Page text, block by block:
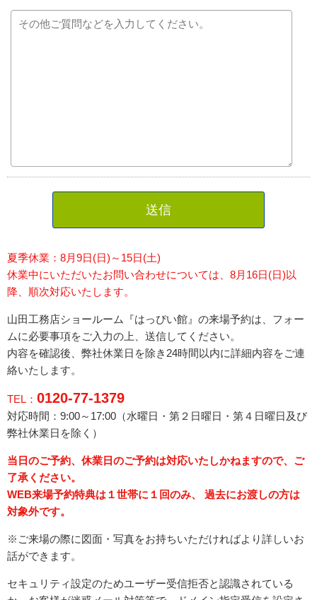
送信
夏季休業：8月9日(日)～15日(土)
休業中にいただいたお問い合わせについては、8月16日(日)以
降、順次対応いたします。
山田工務店ショールーム『はっぴい館』の来場予約は、フォー
ムに必要事項をご入力の上、送信してください。
内容を確認後、弊社休業日を除き24時間以内に詳細内容をご連
絡いたします。
TEL： 0120-77-1379
対応時間：9:00～17:00（水曜日・ 第２日曜日・第４日曜日 及び
弊社休業日を除く）
当日のご予約、休業日のご予約は対応いたしかねますので、ご
了承ください。
WEB来場予約特典は１世帯に１回のみ、 過去にお渡しの方は
対象外です。
※ご来場の際に図面・写真をお持ちいただければより詳しいお
話ができます。
セキュリティ設定のためユーザー受信拒否と認識されている